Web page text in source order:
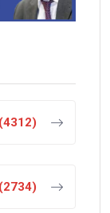
(4312)
(2734)